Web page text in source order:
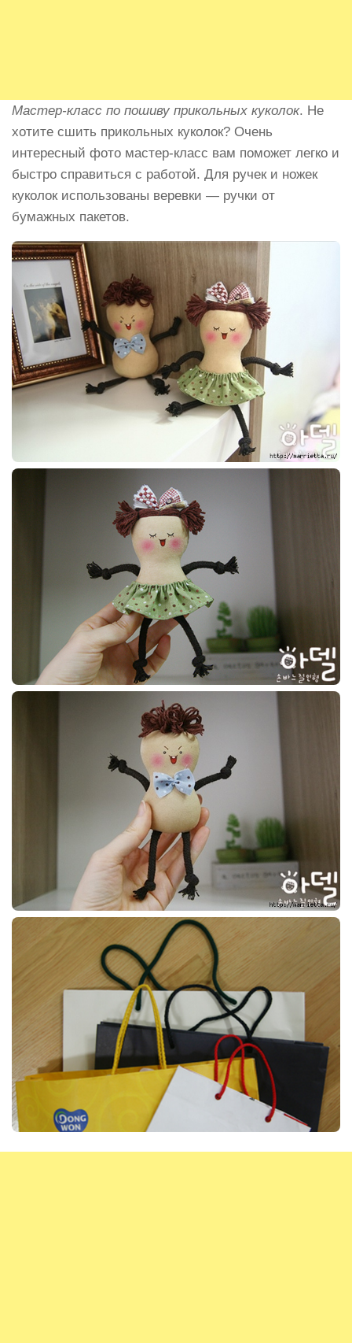
Мастер-класс по пошиву прикольных куколок. Не
хотите сшить прикольных куколок? Очень
интересный фото мастер-класс вам поможет легко и
быстро справиться с работой. Для ручек и ножек
куколок использованы веревки — ручки от
бумажных пакетов.